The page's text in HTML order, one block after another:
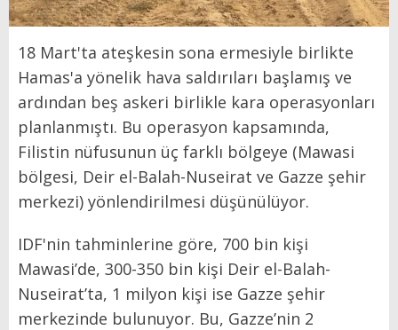
18 Mart'ta ateşkesin sona ermesiyle birlikte
Hamas'a yönelik hava saldırıları başlamış ve
ardından beş askeri birlikle kara operasyonları
planlanmıştı. Bu operasyon kapsamında,
Filistin nüfusunun üç farklı bölgeye (Mawasi
bölgesi, Deir el-Balah-Nuseirat ve Gazze şehir
merkezi) yönlendirilmesi düşünülüyor.
IDF'nin tahminlerine göre, 700 bin kişi
Mawasi’de, 300-350 bin kişi Deir el-Balah-
Nuseirat’ta, 1 milyon kişi ise Gazze şehir
merkezinde bulunuyor. Bu, Gazze’nin 2